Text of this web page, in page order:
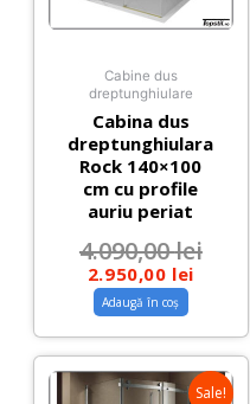
Cabine dus
dreptunghiulare
Cabina dus
dreptunghiulara
Rock 140×100
cm cu profile
auriu periat
4.090,00lei
2.950,00 lei
Adaugă în coș
Sale!